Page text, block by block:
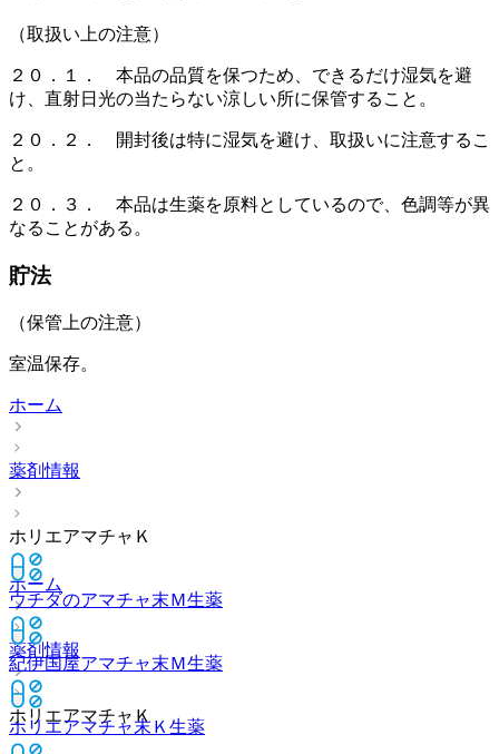
（取扱い上の注意）
２０．１． 本品の品質を保つため、できるだけ湿気を避
け、直射日光の当たらない涼しい所に保管すること。
２０．２． 開封後は特に湿気を避け、取扱いに注意するこ
と。
２０．３． 本品は生薬を原料としているので、色調等が異
なることがある。
貯法
（保管上の注意）
室温保存。
ホーム
薬剤情報
ホリエアマチャＫ
ウチダのアマチャ末Ｍ生薬
紀伊国屋アマチャ末Ｍ生薬
ホリエアマチャ末Ｋ 生薬
ホーム
薬剤情報
ホリエアマチャＫ